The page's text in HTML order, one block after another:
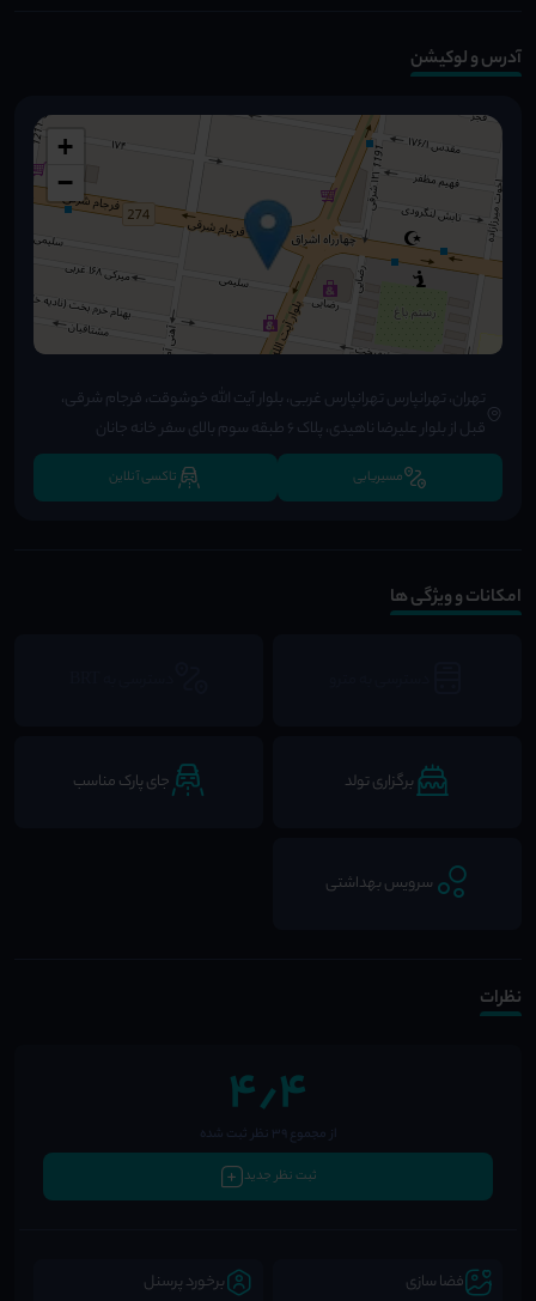
آدرس و لوکیشن
+
−
تهران، تهرانپارس تهرانپارس غربی، بلوار آیت الله خوشوقت، فرجام شرقی،
قبل از بلوار علیرضا ناهیدی، پلاک 6 طبقه سوم بالای سفر خانه جانان
مسیریابی تاکسی آنلاین
امکانات و ویژگی ها
برگزاری تولد جای پارک مناسب
سرویس بهداشتی
نظرات
4٫4از مجموع 39 نظر ثبت شده
ثبت نظر جدید
فضا سازی برخورد پرسنل